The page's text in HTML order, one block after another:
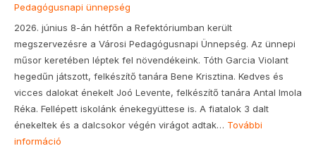
Pedagógusnapi ünnepség
2026. június 8-án hétfőn a Refektóriumban került
megszervezésre a Városi Pedagógusnapi Ünnepség. Az ünnepi
műsor keretében léptek fel növendékeink. Tóth Garcia Violant
hegedűn játszott, felkészítő tanára Bene Krisztina. Kedves és
vicces dalokat énekelt Joó Levente, felkészítő tanára Antal Imola
Réka. Fellépett iskolánk énekegyüttese is. A fiatalok 3 dalt
énekeltek és a dalcsokor végén virágot adtak… További
információ